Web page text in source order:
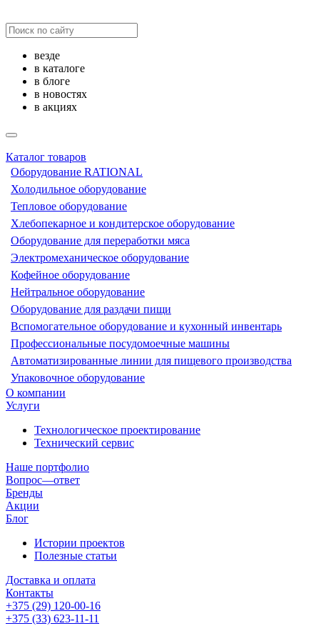
везде
в каталоге
в блоге
в новостях
в акциях
Каталог товаров
Оборудование RATIONAL
Холодильное оборудование
Тепловое оборудование
Хлебопекарное и кондитерское оборудование
Оборудование для переработки мяса
Электромеханическое оборудование
Кофейное оборудование
Нейтральное оборудование
Оборудование для раздачи пищи
Вспомогательное оборудование и кухонный инвентарь
Профессиональные посудомоечные машины
Автоматизированные линии для пищевого производства
Упаковочное оборудование
О компании
Услуги
Технологическое проектирование
Технический сервис
Наше портфолио
Вопрос—ответ
Бренды
Акции
Блог
Истории проектов
Полезные статьи
Доставка и оплата
Контакты
+375 (29) 120-00-16
+375 (33) 623-11-11